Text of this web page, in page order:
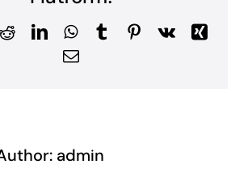
RedditLinkedInWhatsApp
TumblrPinterest
Vk
Xing
Email
admin